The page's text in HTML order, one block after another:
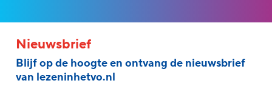
Nieuwsbrief
Blijf op de hoogte en ontvang de nieuwsbrief
van lezeninhetvo.nl